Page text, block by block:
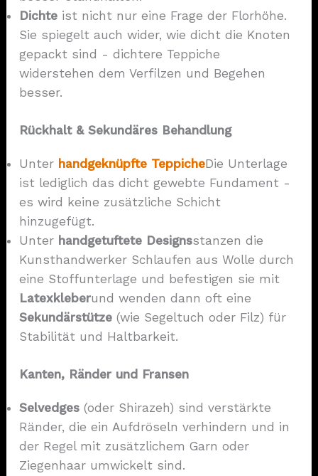
Dichteist nicht nur eine Frage der Florhöhe.
Sie spiegelt auch wider, wie dicht die Knoten
gepackt sind - dichtere Teppiche
widerstehen dem Verfilzen und Begehen
besser.
Rückhalt & SekundäresBehandlung
Unter handgeknüpfte TeppicheDie Unterlage
ist lediglich das dicht gewebte Fundament -
es wird keine zusätzliche Schicht
hinzugefügt.
Unter handgetuftete Designsstanzen die
Kunsthandwerker Schlaufen aus Wolle durch
eine Stoffunterlage und befestigen sie mit
Latexkleberund wenden dann oft eine
Sekundärstütze(wie Segeltuch oder Filz) für
Stabilität und Haltbarkeit.
Kanten, Ränder und Fransen
Selvedges(oder Shirazeh) sind verstärkte
Ränder, die ein Aufdröseln verhindern und in
der Regel mit zusätzlichem Garn oder
Ziegenhaar umwickelt sind.